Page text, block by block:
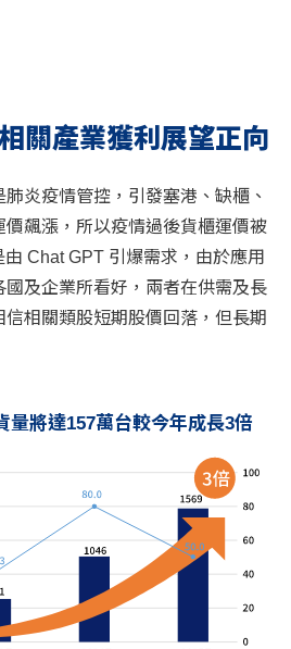
關產業獲利展望正向
炎疫情管控，引發塞港、缺櫃、
飆漲，所以疫情過後貨櫃運價被
Chat GPT 引爆需求，由於應用
及企業所看好，兩者在供需及長
相關類股短期股價回落，但長期
量將達157萬台較今年成長3倍